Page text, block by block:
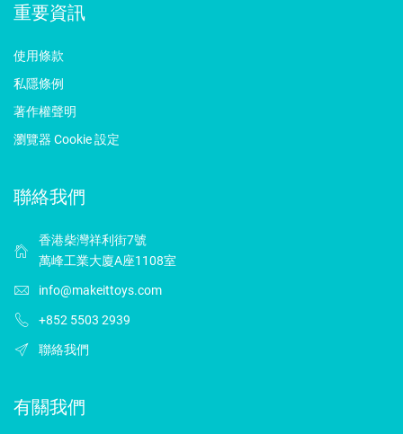
重要資訊
使用條款
私隱條例
著作權聲明
瀏覽器 Cookie 設定
聯絡我們
香港柴灣祥利街7號
萬峰工業大廈A座1108室
info@makeittoys.com
+852 5503 2939
聯絡我們
有關我們